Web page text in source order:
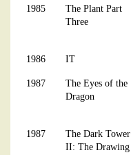
1985
The Plant Part
Three
1986 IT
1987
The Eyes of the
Dragon
1987
The Dark Tower
II: The Drawing